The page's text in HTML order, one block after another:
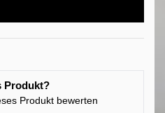
Produkt?
Produkt bewerten